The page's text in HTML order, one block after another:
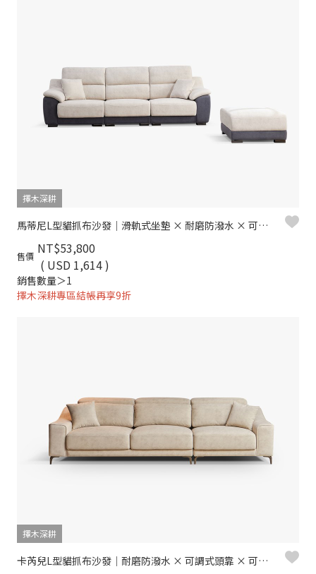
擇木深耕
馬蒂尼L型貓抓布沙發｜滑軌式坐墊 × 耐磨防潑水 × 可拆洗布套 – 擇木深耕
售價 NT$53,800
( USD 1,614 )
銷售數量＞1
擇木深耕專區結帳再享9折
擇木深耕
卡芮兒L型貓抓布沙發｜耐磨防潑水 × 可調式頭靠 × 可拆洗布套 – 擇木深耕